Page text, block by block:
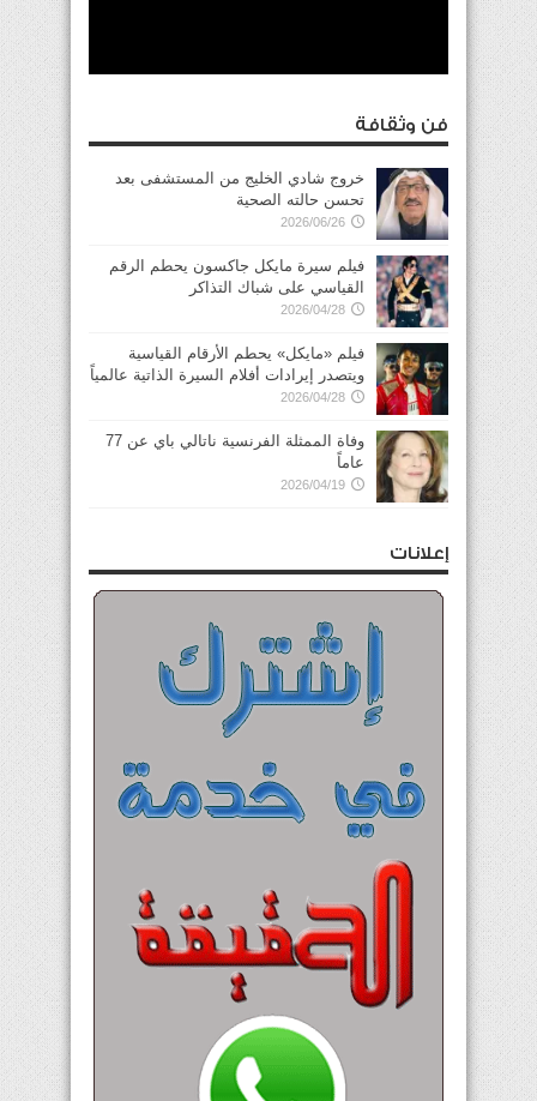
فن وثقافة
خروج شادي الخليج من المستشفى بعد
تحسن حالته الصحية
2026/06/26
فيلم سيرة مايكل جاكسون يحطم الرقم
القياسي على شباك التذاكر
2026/04/28
فيلم «مايكل» يحطم الأرقام القياسية
ويتصدر إيرادات أفلام السيرة الذاتية عالمياً
2026/04/28
وفاة الممثلة الفرنسية ناتالي باي عن 77
عاماً
2026/04/19
إعلانات